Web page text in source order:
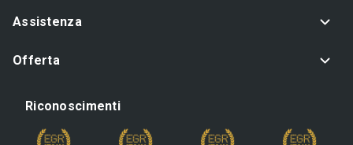
Assistenza
Offerta
Riconoscimenti